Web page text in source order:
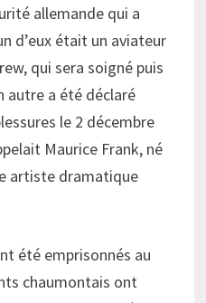
allemande qui a
d’eux était un aviateur
qui sera soigné puis
autre a été déclaré
le 2 décembre
Maurice Frank, né
artiste dramatique
été emprisonnés au
chaumontais ont